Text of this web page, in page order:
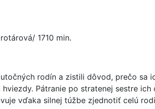
1710 min.
rodín a zistili dôvod, prečo sa
Pátranie po stratenej sestre
vďaka silnej túžbe zjednotiť celú